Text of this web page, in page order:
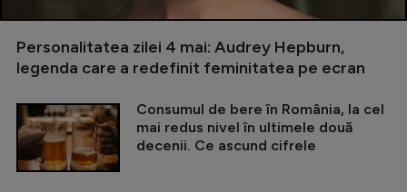
Personalitatea zilei 4 mai: Audrey Hepburn,
legenda care a redefinit feminitatea pe ecran
Consumul de bere în România, la cel
mai redus nivel în ultimele două
decenii. Ce ascund cifrele